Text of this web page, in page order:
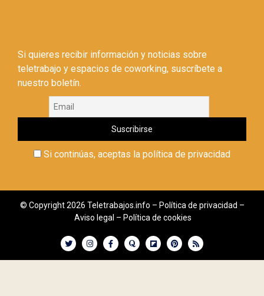
Si quieres recibir información y noticias sobre
teletrabajo y espacios de coworking, suscríbete a
nuestro boletín.
Si continúas, aceptas la política de privacidad
© Copyright 2026 Teletrabajos.info – Política de privacidad –
Aviso legal – Política de cookies